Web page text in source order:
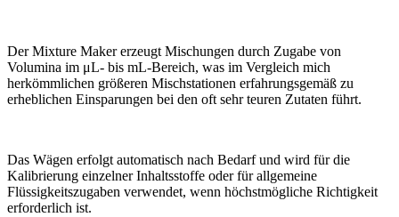
Der Mixture Maker erzeugt Mischungen durch Zugabe von
Volumina im μL- bis mL-Bereich, was im Vergleich mich
herkömmlichen größeren Mischstationen erfahrungsgemäß zu
erheblichen Einsparungen bei den oft sehr teuren Zutaten führt.
Das Wägen erfolgt automatisch nach Bedarf und wird für die
Kalibrierung einzelner Inhaltsstoffe oder für allgemeine
Flüssigkeitszugaben verwendet, wenn höchstmögliche Richtigkeit
erforderlich ist.